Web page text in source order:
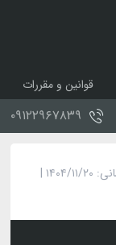
قوانین و مقررات
۰۹۱۲۲۹۶۷۸۳۹
بروزرسانی: ۱۴۰۴/۱۱/۲۰ |